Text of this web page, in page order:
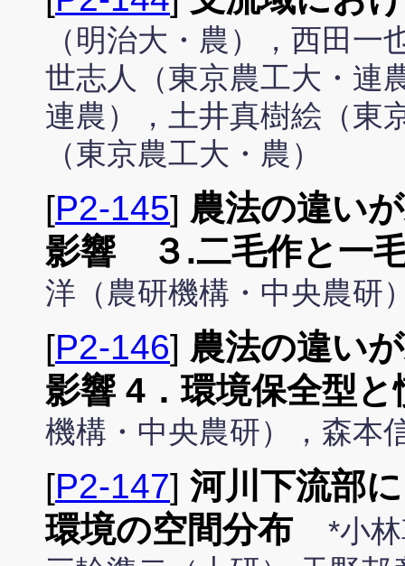
（明治大・農），西田
世志人（東京農工大・連
連農），土井真樹絵（東
（東京農工大・農）
[P2-145] 農法の違い
影響 ３. 二毛作と一
洋（農研機構・中央農研
[P2-146] 農法の違い
影響 4．環境保全型
機構・中央農研），森本
[P2-147] 河川下流部
環境の空間分布
*小